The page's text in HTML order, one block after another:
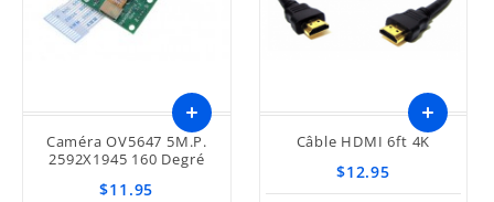
Caméra OV5647 5M.P.
2592X1945 160 Degré
$11.95
Câble HDMI 6ft 4K
$12.95